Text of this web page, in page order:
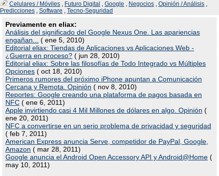
Celulares / Móviles , Futuro Digital , Google , Negocios , Opinión / Análisis ,
Predicciones , Software , Tecno-Seguridad
Previamente en eliax:
Análisis del significado del Google Nexus One. Las apariencias
engañan...
( ene 5, 2010)
Editorial eliax: Tiendas de Aplicaciones vs Aplicaciones Web -
¿Guerra en proceso? ( jun 28, 2010)
Editorial eliax: Sobre las filosofías de Todo Integrado vs Múltiples
Opciones ( oct 18, 2010)
Primeros rumores del próximo iPhone apuntan a Comunicación
Cercana y Remota. Opinión ( nov 8, 2010)
Reportes: Google creando una plataforma de pagos basada en
NFC ( ene 6, 2011)
Apple invirtiendo casi 4 Mil Millones de dólares en algo. Opinión (
ene 20, 2011)
NFC a convertirse en un serio problema de privacidad y seguridad
( feb 7, 2011)
American Express anuncia Serve, competidor de PayPal, Google,
Amazon ( mar 28, 2011)
Google anuncia el Android Open Accessory API y Android@Home (
may 10, 2011)